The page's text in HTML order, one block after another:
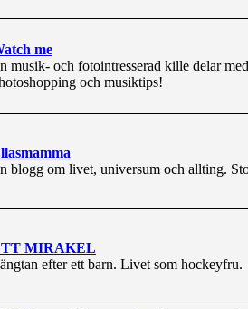
me
musik- och fotointresserad kille delar
och musiktips!
blogg om livet, universum och allting.
MIRAKEL
efter ett barn. Livet som hockeyfru.